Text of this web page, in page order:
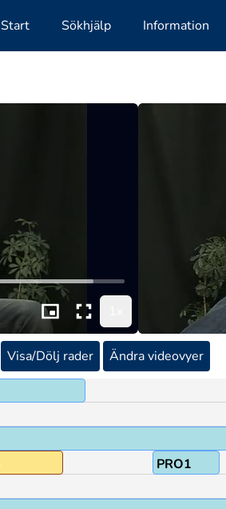
Start Sökhjälp Information
Visa/Dölj rader
Ändra videovyer
PRO1